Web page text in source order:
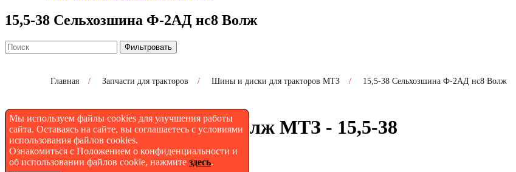
Мы используем файлы cookies для улучшения работы
сайта. Оставаясь на сайте, вы соглашаетесь с условиями
использования файлов cookies.
Ознакомиться с Положением о конфиденциальности и
об использовании файлов cookie, нажмите здесь.
15,5-38 Сельхозшина Ф-2АД нс8 Волж
Фильтровать
Главная / Запчасти для тракторов / Шины и диски для тракторов МТЗ / 15,5-38 Сельхозшина Ф-2АД нс8 Волж
Сельхозшина Ф-2АД нс8 Волж МТЗ - 15,5-38